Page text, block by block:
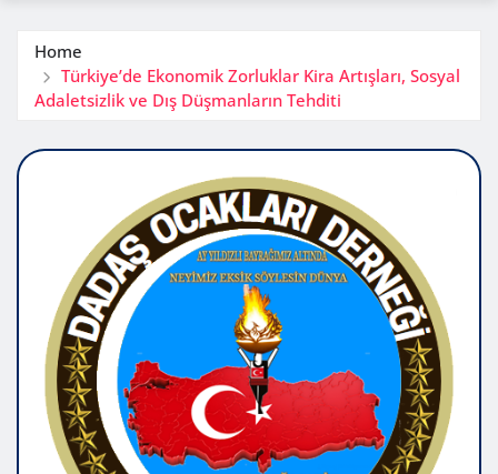
Home
Türkiye’de Ekonomik Zorluklar Kira Artışları, Sosyal
Adaletsizlik ve Dış Düşmanların Tehditi